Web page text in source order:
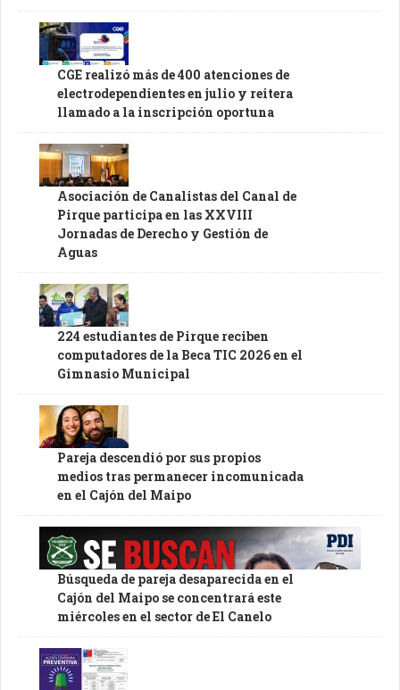
CGE realizó más de 400 atenciones de
electrodependientes en julio y reitera
llamado a la inscripción oportuna
Asociación de Canalistas del Canal de
Pirque participa en las XXVIII
Jornadas de Derecho y Gestión de
Aguas
224 estudiantes de Pirque reciben
computadores de la Beca TIC 2026 en el
Gimnasio Municipal
Pareja descendió por sus propios
medios tras permanecer incomunicada
en el Cajón del Maipo
Búsqueda de pareja desaparecida en el
Cajón del Maipo se concentrará este
miércoles en el sector de El Canelo